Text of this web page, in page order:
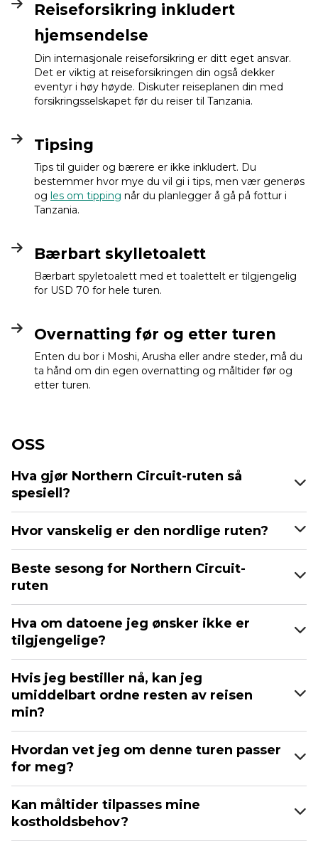
Reiseforsikring inkludert
hjemsendelse
Din internasjonale reiseforsikring er ditt eget ansvar.
Det er viktig at reiseforsikringen din også dekker
eventyr i høy høyde. Diskuter reiseplanen din med
forsikringsselskapet før du reiser til Tanzania.
Tipsing
Tips til guider og bærere er ikke inkludert. Du
bestemmer hvor mye du vil gi i tips, men vær generøs
og les om tipping når du planlegger å gå på fottur i
Tanzania.
Bærbart skylletoalett
Bærbart spyletoalett med et toalettelt er tilgjengelig
for USD 70 for hele turen.
Overnatting før og etter turen
Enten du bor i Moshi, Arusha eller andre steder, må du
ta hånd om din egen overnatting og måltider før og
etter turen.
OSS
Hva gjør Northern Circuit-ruten så
spesiell?
Hvor vanskelig er den nordlige ruten?
Beste sesong for Northern Circuit-
ruten
Hva om datoene jeg ønsker ikke er
tilgjengelige?
Hvis jeg bestiller nå, kan jeg
umiddelbart ordne resten av reisen
min?
Hvordan vet jeg om denne turen passer
for meg?
Kan måltider tilpasses mine
kostholdsbehov?